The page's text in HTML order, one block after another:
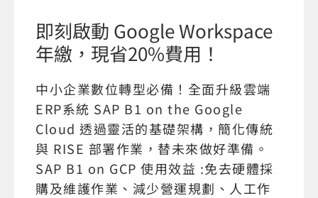
即刻啟動 Google Workspace
年繳，現省20%費用！
中小企業數位轉型必備！全面升級雲端
ERP系統 SAP B1 on the Google
Cloud 透過靈活的基礎架構，簡化傳統
與 RISE 部署作業，替未來做好準備。
SAP B1 on GCP 使用效益 :免去硬體採
購及維護作業、減少營運規劃、人工作